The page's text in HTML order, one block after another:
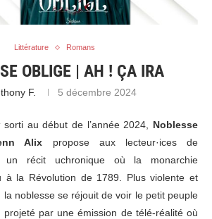
Littérature Romans
OBLIGE | AH ! ÇA IRA
F. 5 décembre 2024
sorti au début de l’année 2024, Noblesse
Alix propose aux lecteur·ices de
un récit uchronique où la monarchie
à la Révolution de 1789. Plus violente et
la noblesse se réjouit de voir le petit peuple
projeté par une émission de télé-réalité où